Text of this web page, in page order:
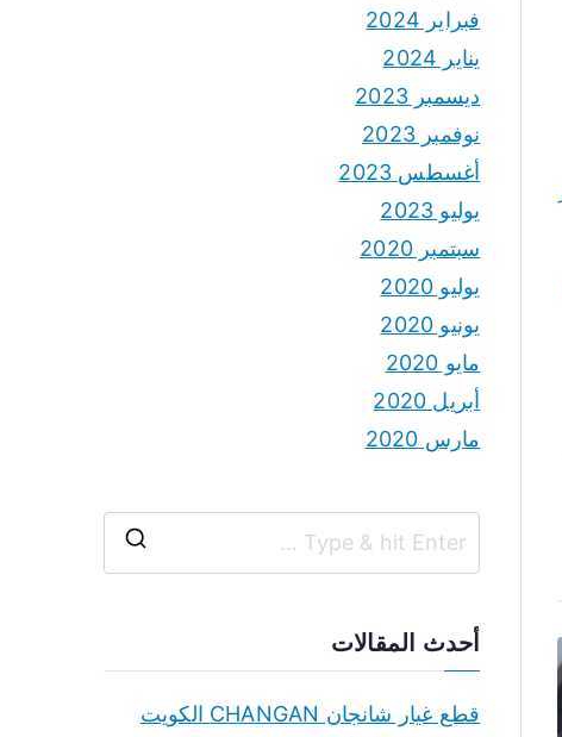
فبراير 2024
يناير 2024
ديسمبر 2023
نوفمبر 2023
أغسطس 2023
يوليو 2023
سبتمبر 2020
يوليو 2020
يونيو 2020
مايو 2020
أبريل 2020
مارس 2020
r
أحدث المقالات
قطع غيار شانجان CHANGAN الكويت